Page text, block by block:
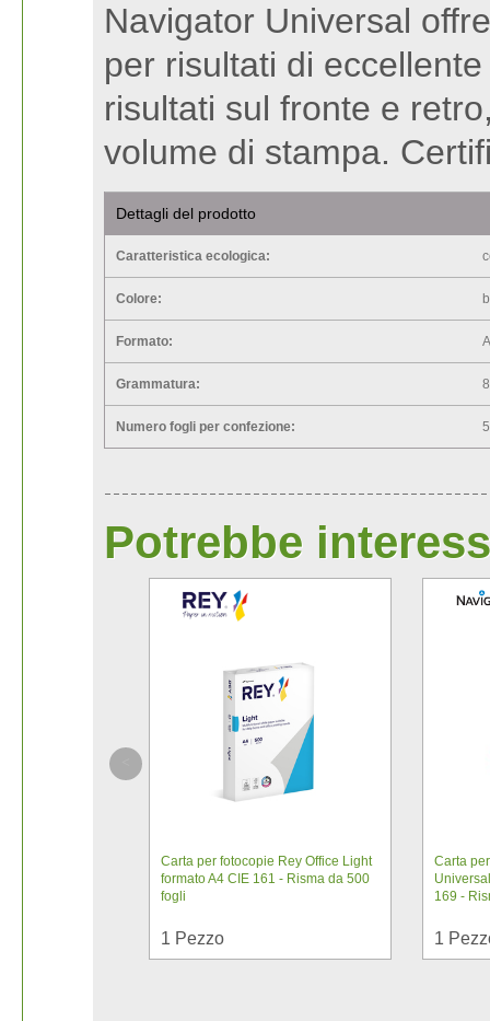
Navigator Universal
per risultati di
risultati sul fronte e
volume di stampa.
Dettagli del prodotto
Caratteristica ecologica:
Colore:
Formato:
Grammatura:
Numero fogli per confezione:
Potrebbe
Carta per fotocopie Rey Office Light
formato A4 CIE 161 - Risma da 500
fogli
1 Pezzo
Carta
169 -
1